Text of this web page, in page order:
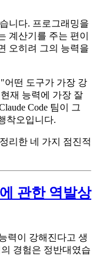
니다. 프로그래밍을
계산기를 주는 편이
오히려 그의 능력을
어떤 도구가 가장 강
재 능력에 가장 잘
Code 팀이 그
착오입니다.
리한 네 가지 점진적
관한 역발상
력이 강해진다고 생
경험은 정반대였습